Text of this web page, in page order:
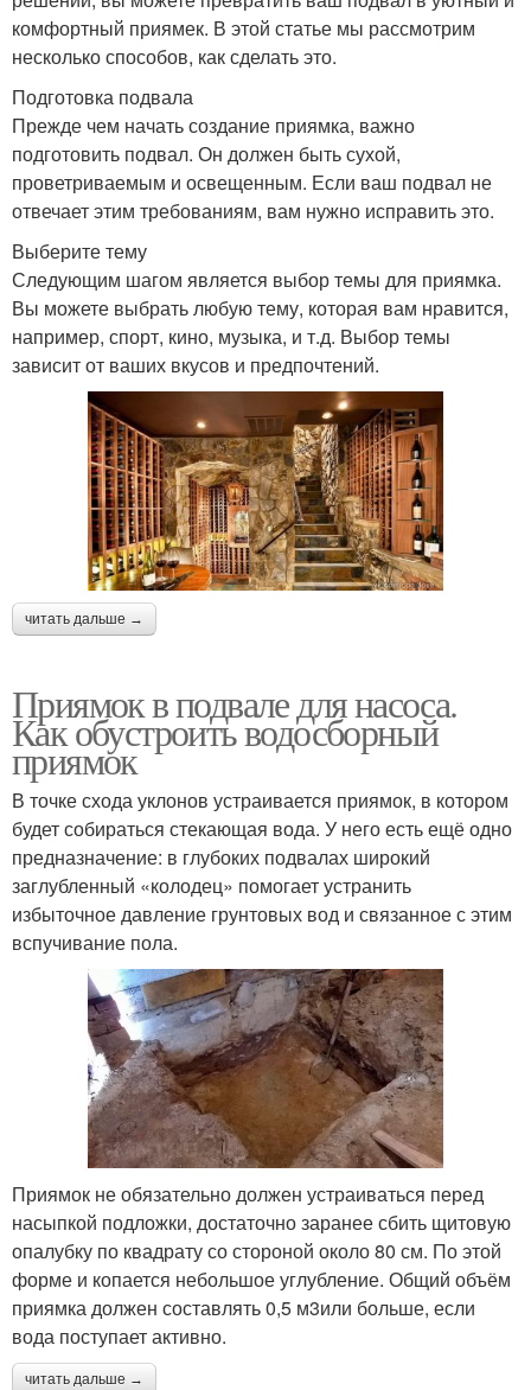
комфортный приямек. В этой статье мы рассмотрим
несколько способов, как сделать это.
Подготовка подвала
Прежде чем начать создание приямка, важно
подготовить подвал. Он должен быть сухой,
проветриваемым и освещенным. Если ваш подвал не
отвечает этим требованиям, вам нужно исправить это.
Выберите тему
Следующим шагом является выбор темы для приямка.
Вы можете выбрать любую тему, которая вам нравится,
например, спорт, кино, музыка, и т.д. Выбор темы
зависит от ваших вкусов и предпочтений.
читать дальше →
Приямок в подвале для насоса.
Как обустроить водосборный
приямок
В точке схода уклонов устраивается приямок, в котором
будет собираться стекающая вода. У него есть ещё одно
предназначение: в глубоких подвалах широкий
заглубленный «колодец» помогает устранить
избыточное давление грунтовых вод и связанное с этим
вспучивание пола.
Приямок не обязательно должен устраиваться перед
насыпкой подложки, достаточно заранее сбить щитовую
опалубку по квадрату со стороной около 80 см. По этой
форме и копается небольшое углубление. Общий объём
приямка должен составлять 0,5 м3или больше, если
вода поступает активно.
читать дальше →